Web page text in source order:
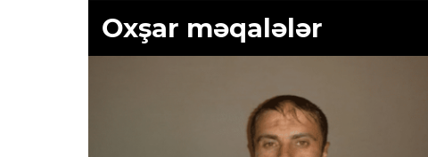
Oxşar məqalələr